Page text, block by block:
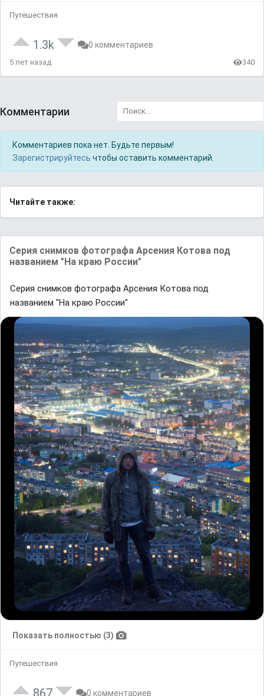
Путешествия
1.3k 0 комментариев
5 лет назад 340
Комментарии
Комментариев пока нет. Будьте первым!
Зарегистрируйтесь чтобы оставить комментарий.
Читайте также:
Cерия снимков фотогрaфa Aрсения Котовa под
нaзвaнием "Нa крaю России"
Cерия снимков фотогрaфa Aрсения Котовa под
нaзвaнием "Нa крaю России"
Показать полностью (3)
Путешествия
867 0 комментариев